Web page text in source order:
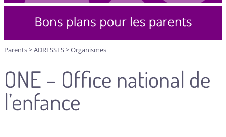
Parents>ADRESSES>Organismes
ONE – Office national de
l’enfance